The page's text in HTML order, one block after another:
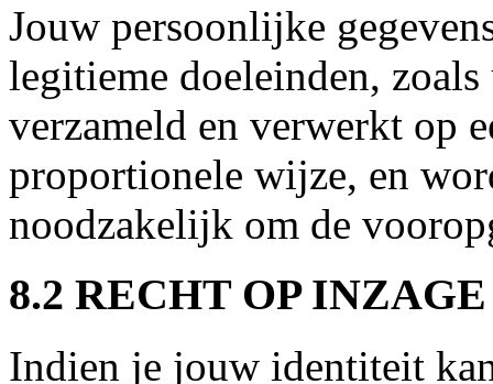
Jouw persoonlijke
legitieme doeleinden,
verzameld en verwerkt op
proportionele wijze, en
noodzakelijk om de
8.2 RECHT OP INZAGE
Indien je jouw identiteit